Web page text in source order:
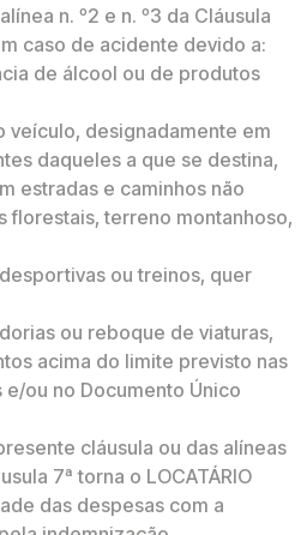
n. º2 e n. º3 da Cláusula
caso de acidente devido a:
de álcool ou de produtos
veículo, designadamente em
daqueles a que se destina,
estradas e caminhos não
florestais, terreno montanhoso,
ou treinos, quer
ou reboque de viaturas,
acima do limite previsto nas
ou no Documento Único
cláusula ou das alíneas
7ª torna o LOCATÁRIO
das despesas com a